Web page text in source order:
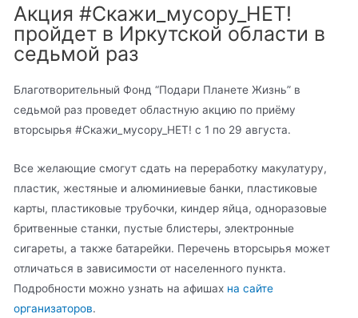
Акция #Скажи_мусору_НЕТ!
пройдет в Иркутской области в
седьмой раз
Благотворительный Фонд “Подари Планете Жизнь” в
седьмой раз проведет областную акцию по приёму
вторсырья #Скажи_мусору_НЕТ! с 1 по 29 августа.
Все желающие смогут сдать на переработку макулатуру,
пластик, жестяные и алюминиевые банки, пластиковые
карты, пластиковые трубочки, киндер яйца, одноразовые
бритвенные станки, пустые блистеры, электронные
сигареты, а также батарейки. Перечень вторсырья может
отличаться в зависимости от населенного пункта.
Подробности можно узнать на афишах на сайте
организаторов.